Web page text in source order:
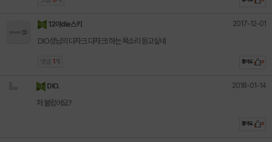
12야die스키 2017-12-01
DIO성님의 다자크 다자크! 하는 목소리 듣고싶네
댓글 1 개 좋아요 0
DIO. 2018-01-14
저 불렀어요?
좋아요 0